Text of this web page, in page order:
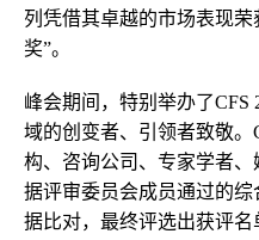
列凭借其卓越的市场表现荣
奖”。
峰会期间，特别举办了CFS
域的创变者、引领者致敬
构、咨询公司、专家学者
据评审委员会成员通过的
据比对，最终评选出获评